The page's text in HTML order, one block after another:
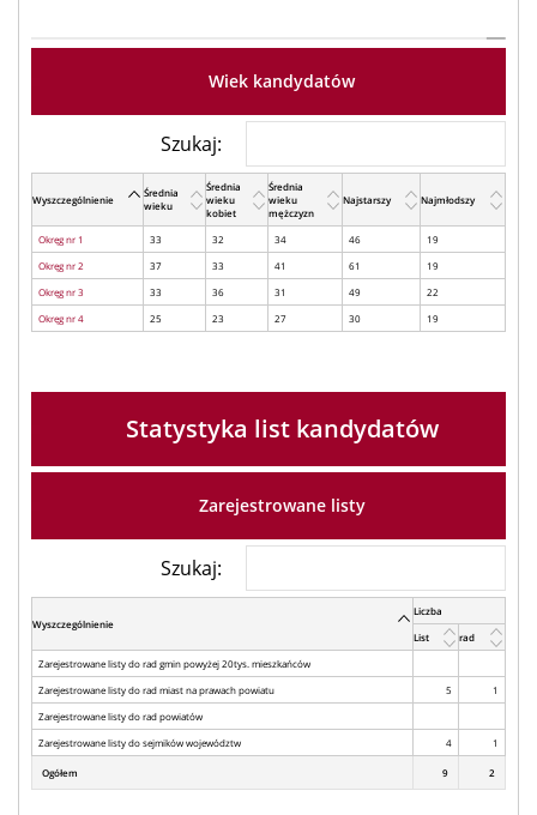
Wiek kandydatów
Szukaj:
Wyszczególnienie
Średnia
wieku
Średnia
wieku
kobiet
Średnia
wieku
mężczyzn
Najstarszy Najmłodszy
Okręg nr 1 33 32 34 46
19
Okręg nr 2
37 33 41 61
19
Okręg nr 3
33 36 31 49
22
Okręg nr 4
25 23 27 30 19
Statystyka list kandydatów
Zarejestrowane listy
Szukaj:
Wyszczególnienie
Liczba
List
rad
Zarejestrowane listy do rad gmin powyżej 20tys. mieszkańców
Zarejestrowane listy do rad miast na prawach powiatu
5
1
Zarejestrowane listy do rad powiatów
Zarejestrowane listy do sejmików województw
4 1
Ogółem 9 2